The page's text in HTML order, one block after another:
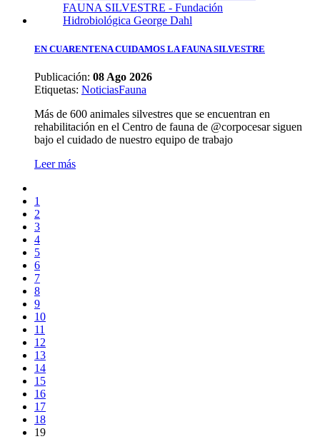
EN CUARENTENA CUIDAMOS LA FAUNA SILVESTRE
Publicación: 08 Ago 2026
Etiquetas: NoticiasFauna
Más de 600 animales silvestres que se encuentran en
rehabilitación en el Centro de fauna de @corpocesar siguen
bajo el cuidado de nuestro equipo de trabajo
Leer más
1
2
3
4
5
6
7
8
9
10
11
12
13
14
15
16
17
18
19